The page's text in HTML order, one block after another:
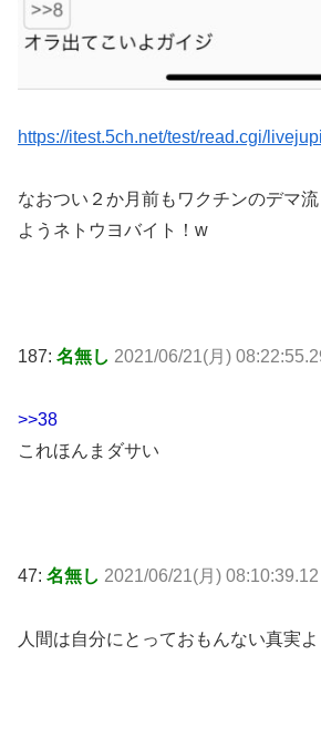
https://itest.5ch.net/test/read.cgi/
なおつい２か月前もワクチンのデマ
ようネトウヨバイト！w
187: 名無し 2021/06/21(月)
>>38
これほんまダサい
47: 名無し 2021/06/21(月)
人間は自分にとっておもんない真実